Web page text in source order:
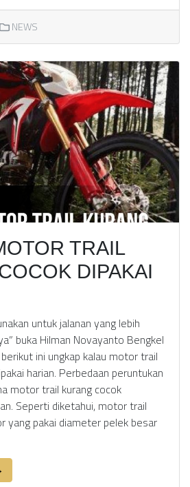
NEWS
TRAIL
DIPAKAI
untuk jalanan yang lebih
buka Hilman Novayanto Bengkel
ini ungkap kalau motor trail
harian. Perbedaan peruntukan
motor trail kurang cocok
Seperti diketahui, motor trail
yang pakai diameter pelek besar